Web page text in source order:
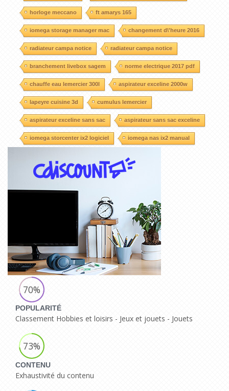
horloge meccano ft amarys 165
iomega storage manager mac changement d\'heure 2016
radiateur campa notice radiateur campa notice
branchement livebox sagem norme electrique 2017 pdf
chauffe eau lemercier 300l aspirateur exceline 2000w
lapeyre cuisine 3d cumulus lemercier
aspirateur exceline sans sac aspirateur sans sac exceline
iomega storcenter ix2 logiciel iomega nas ix2 manual
70%
POPULARITÉ
Classement Hobbies et loisirs - Jeux et jouets - Jouets
73%
CONTENU
Exhaustivité du contenu